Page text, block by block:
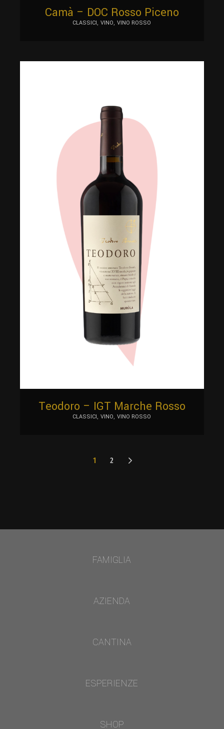
Camà – DOC Rosso Piceno
CLASSICI VINO VINO ROSSO
Teodoro – IGT Marche Rosso
CLASSICI VINO VINO ROSSO
1 2
FAMIGLIA
AZIENDA
CANTINA
ESPERIENZE
SHOP